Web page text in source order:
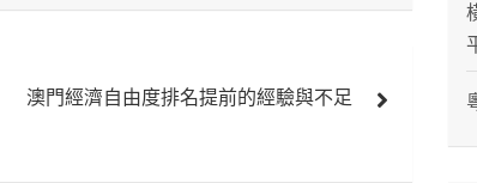
澳門經濟自由度排名提前的經驗與不足